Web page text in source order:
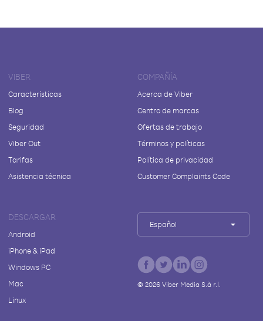
VIBER
Características
Blog
Seguridad
Viber Out
Tarifas
Asistencia técnica
COMPAÑÍA
Acerca de Viber
Centro de marcas
Ofertas de trabajo
Términos y políticas
Política de privacidad
Customer Complaints Code
DESCARGAR
Android
iPhone & iPad
Windows PC
Mac
Linux
Español
© 2026Viber Media S.à r.l.